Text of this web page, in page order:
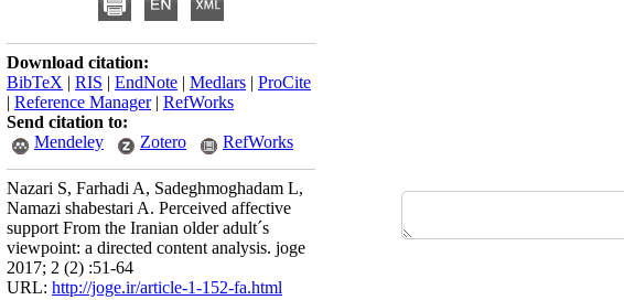
Download citation:
BibTeX | RIS | EndNote | Medlars | ProCite
| Reference Manager| RefWorks
Send citation to:
Mendeley
Zotero RefWorks
Nazari S, Farhadi A, Sadeghmoghadam L,
Namazi shabestari A. Perceived affective
support From the Iranian older adult´s
viewpoint: a directed content analysis. joge
2017; 2 (2) :51-64
URL: http://joge.ir/article-1-152-fa.html